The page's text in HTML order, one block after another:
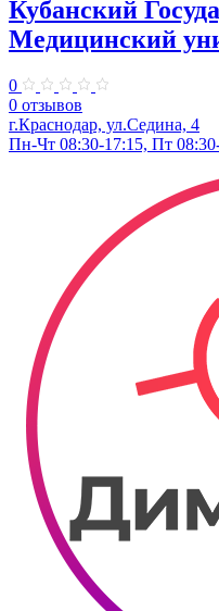
Кубанский
Медицинский
0
0 отзывов
г.Краснодар, ул.Седина, 4
Пн-Чт 08:30-17:15, Пт